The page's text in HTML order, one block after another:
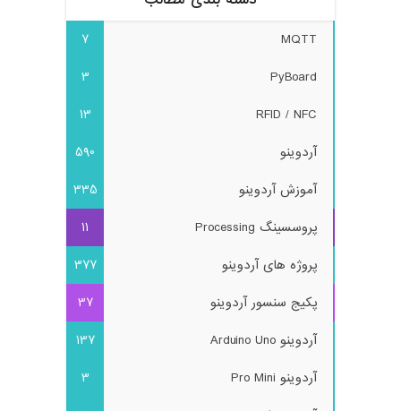
MQTT
7
PyBoard
3
RFID / NFC
13
آردوینو
590
آموزش آردوینو
335
پروسسینگ Processing
11
پروژه های آردوینو
377
پکیج سنسور آردوینو
37
آردوینو Arduino Uno
137
آردوینو Pro Mini
3